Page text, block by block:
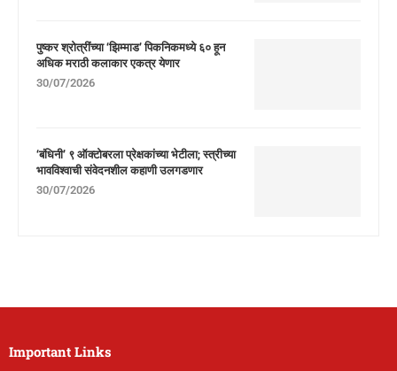
पुष्कर श्रोत्रींच्या ‘झिम्माड’ पिकनिकमध्ये ६० हून
अधिक मराठी कलाकार एकत्र येणार
30/07/2026
‘बंधिनी’ ९ ऑक्टोबरला प्रेक्षकांच्या भेटीला; स्त्रीच्या
भावविश्वाची संवेदनशील कहाणी उलगडणार
30/07/2026
Important Links